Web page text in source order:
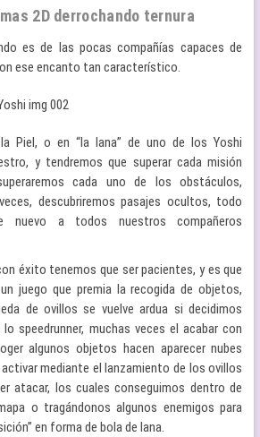
2D derrochando ternura
es de las pocas compañías capaces de
ese encanto tan característico.
Piel, o en “la lana” de uno de los Yoshi
y tendremos que superar cada misión
cada uno de los obstáculos,
descubriremos pasajes ocultos, todo
nuevo a todos nuestros compañeros
éxito tenemos que ser pacientes, y es que
juego que premia la recogida de objetos,
de ovillos se vuelve ardua si decidimos
speedrunner, muchas veces el acabar con
algunos objetos hacen aparecer nubes
mediante el lanzamiento de los ovillos
atacar, los cuales conseguimos dentro de
o tragándonos algunos enemigos para
en forma de bola de lana.